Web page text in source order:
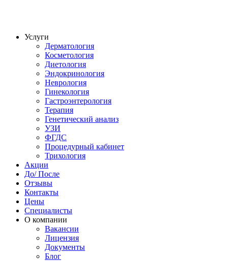
Услуги
Дерматология
Косметология
Диетология
Эндокринология
Неврология
Гинекология
Гастроэнтерология
Терапия
Генетический анализ
УЗИ
ФГДС
Процедурный кабинет
Трихология
Акции
До/ После
Отзывы
Контакты
Цены
Специалисты
О компании
Вакансии
Лицензия
Документы
Блог